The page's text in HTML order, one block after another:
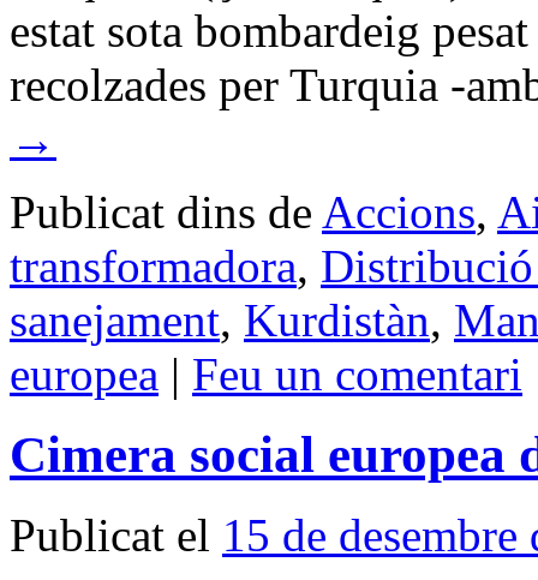
estat sota bombardeig
recolzades per Turquia -
→
Publicat dins de Accions,
transformadora,
sanejament, Kurdistàn,
europea | Feu un comentari
Cimera social europea
Publicat el 15 de desembre